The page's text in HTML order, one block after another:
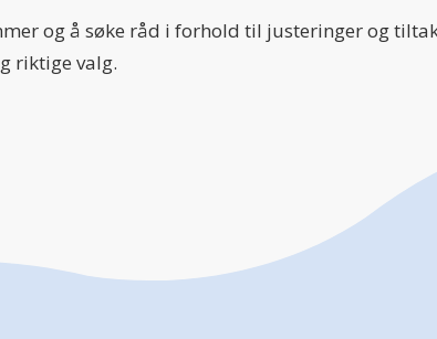
og å søke råd i forhold til justeringer og
riktige valg.